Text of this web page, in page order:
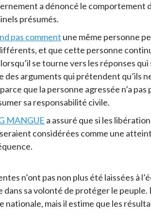
a dénoncé le comportement
présumés.
pas comment une même personne
et que cette personne
se tourne vers les réponses
des arguments qui prétendent qu’ils
que la personne agressée n’a
sa responsabilité civile.
MANGUE a assuré que si les
considérées comme une
n’ont pas non plus été laissées à
sa volonté de protéger le peuple.
nationale, mais il estime que les